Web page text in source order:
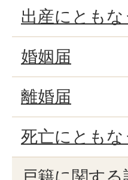
出産にとも
婚姻届
離婚届
死亡にとも